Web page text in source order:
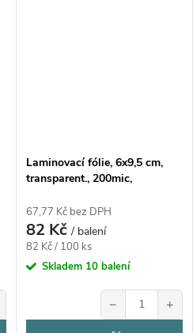
Laminovací fólie, 6x9,5 cm,
transparent., 200mic,
67,77 Kč bez DPH
82 Kč/ balení
Měrná
cena:
82 Kč / 100 ks
Skladem 10 balení
− +